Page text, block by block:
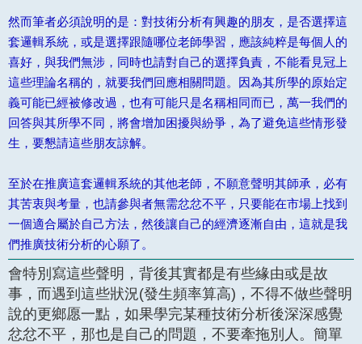
然而筆者必須說明的是：對技術分析有興趣的朋友，是否選擇這
套邏輯系統，或是選擇跟隨哪位老師學習，應該純粹是每個人的
喜好，與我們無涉，同時也請對自己的選擇負責，不能看見冠上
這些理論名稱的，就要我們回應相關問題。因為其所學的原始定
義可能已經被修改過，也有可能只是名稱相同而已，萬一我們的
回答與其所學不同，將會增加困擾與紛爭，為了避免這些情形發
生，要懇請這些朋友諒解。
至於在推廣這套邏輯系統的其他老師，不願意聲明其師承，必有
其苦衷與考量，也請參與者無需忿忿不平，只要能在市場上找到
一個適合屬於自己方法，然後讓自己的經濟逐漸自由，這就是我
們推廣技術分析的心願了。
會特別寫這些聲明，背後其實都是有些緣由或是故
事，而遇到這些狀況(發生頻率算高)，不得不做些聲明
說的更鄉愿一點，如果學完某種技術分析後深深感覺
忿忿不平，那也是自己的問題，不要牽拖別人。簡單